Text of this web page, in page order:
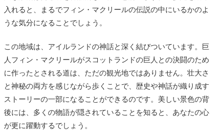
入れると、まるでフィン・マクリールの伝説の中にいるかのよ
うな気分になることでしょう。
この地域は、アイルランドの神話と深く結びついています。巨
人フィン・マクリールがスコットランドの巨人との決闘のため
に作ったとされる道は、ただの観光地ではありません。壮大さ
と神秘の両方を感じながら歩くことで、歴史や神話が織り成す
ストーリーの一部になることができるのです。美しい景色の背
後には、多くの物語が隠されていることを知ると、あなたの心
が更に躍動するでしょう。